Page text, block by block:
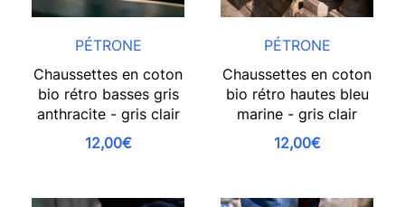
PÉTRONE
Chaussettes en coton
bio rétro basses gris
anthracite - gris clair
12,00€
PÉTRONE
Chaussettes en coton
bio rétro hautes bleu
marine - gris clair
12,00€